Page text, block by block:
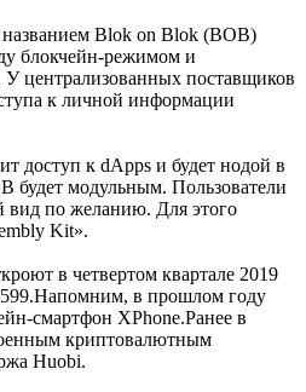
Blok on Blok (BOB)
блокчейн-режимом и
централизованных поставщиков
к личной информации
доступ к dApps и будет нодой в
будет модульным. Пользователи
вид по желанию. Для этого
Kit».
в четвертом квартале 2019
в прошлом году
смартфон XPhone.Ранее в
криптовалютным
Huobi.